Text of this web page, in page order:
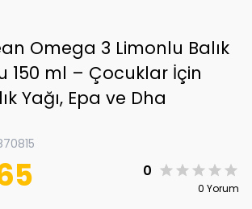
Omega 3 Limonlu Balık
150 ml – Çocuklar İçin
Yağı, Epa ve Dha
0
0 Yorum